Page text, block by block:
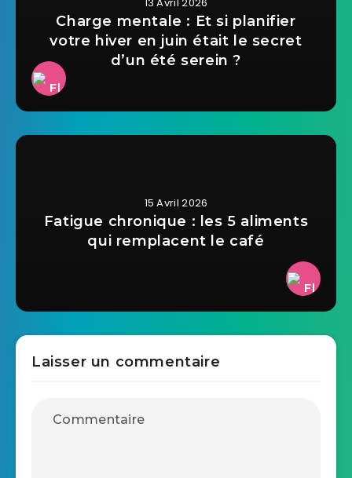
Charge mentale : Et si planifier
votre hiver en juin était le secret
d’un été serein ?
15 Avril 2026
Fatigue chronique : les 5 aliments
qui remplacent le café
Laisser un commentaire